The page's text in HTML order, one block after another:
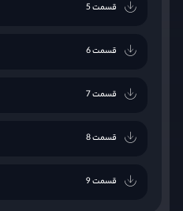
قسمت 5
قسمت 6
قسمت 7
قسمت 8
قسمت 9